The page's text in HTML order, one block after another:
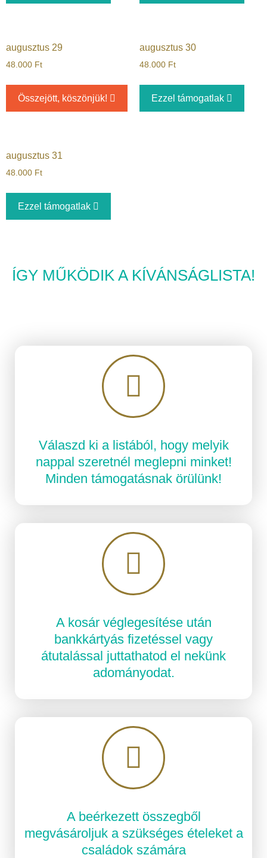
augusztus 29
48.000 Ft
Összejött, köszönjük!
augusztus 30
48.000 Ft
Ezzel támogatlak
augusztus 31
48.000 Ft
Ezzel támogatlak
ÍGY MŰKÖDIK A KÍVÁNSÁGLISTA!
Válaszd ki a listából, hogy melyik
nappal szeretnél meglepni minket!
Minden támogatásnak örülünk!
A kosár véglegesítése után
bankkártyás fizetéssel vagy
átutalással juttathatod el nekünk
adományodat.
A beérkezett összegből
megvásároljuk a szükséges ételeket a
családok számára